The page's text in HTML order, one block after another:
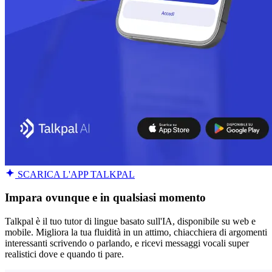
SCARICA L'APP TALKPAL
Impara ovunque e in qualsiasi momento
Talkpal è il tuo tutor di lingue basato sull'IA, disponibile su web e
mobile. Migliora la tua fluidità in un attimo, chiacchiera di argomenti
interessanti scrivendo o parlando, e ricevi messaggi vocali super
realistici dove e quando ti pare.